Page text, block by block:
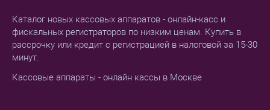
Каталог новых кассовых аппаратов - онлайн-касс и
фискальных регистраторов по низким ценам. Купить в
рассрочку или кредит с регистрацией в налоговой за 15-30
минут.
Кассовые аппараты - онлайн кассы в Москве